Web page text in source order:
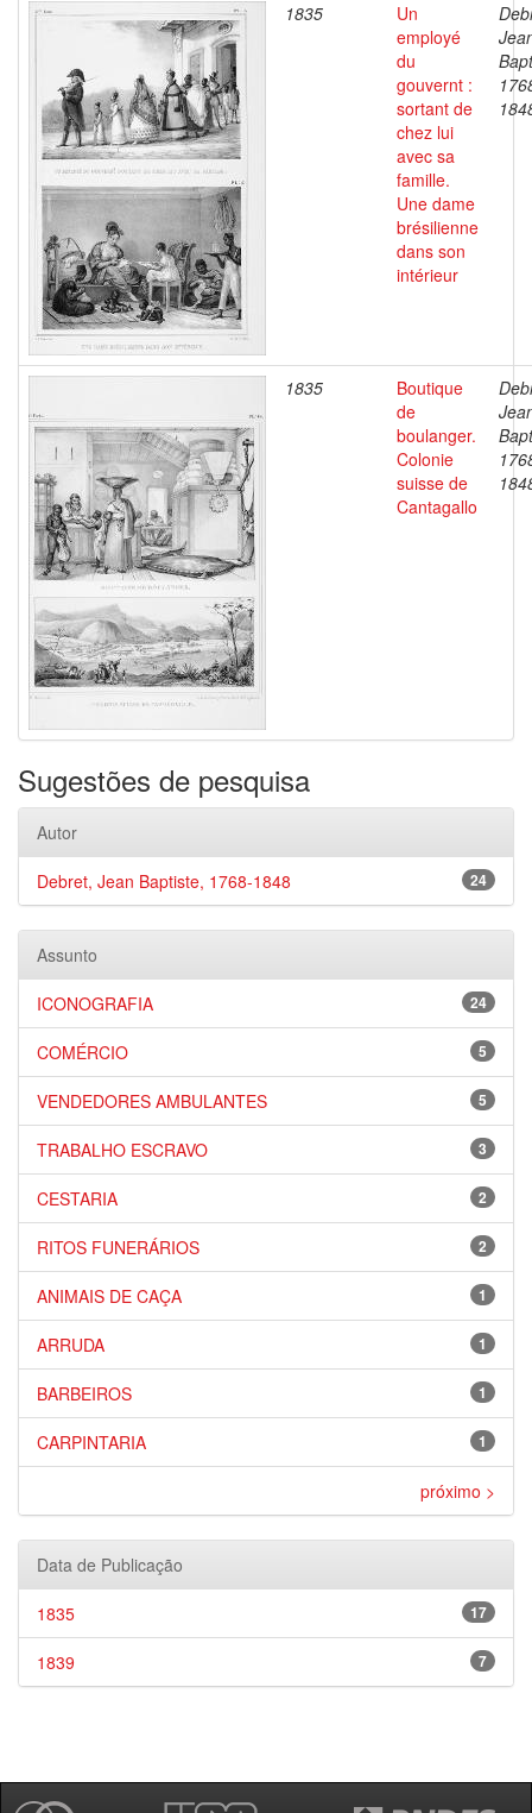
1835
Un
employé
du
gouvernt :
sortant de
chez lui
avec sa
famille.
Une dame
brésilienne
dans son
intérieur
1835
Boutique
de
boulanger.
Colonie
suisse de
Cantagallo
Sugestões de pesquisa
Autor
24
Debret, Jean Baptiste, 1768-1848
Assunto
24
ICONOGRAFIA
5
COMÉRCIO
5
VENDEDORES AMBULANTES
3
TRABALHO ESCRAVO
2
CESTARIA
2
RITOS FUNERÁRIOS
1
ANIMAIS DE CAÇA
1
ARRUDA
1
BARBEIROS
1
CARPINTARIA
próximo >
Data de Publicação
17
1835
7
1839